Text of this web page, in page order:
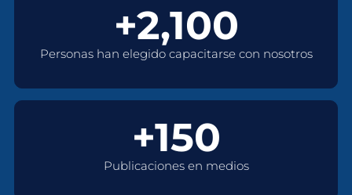
+2,100
Personas han elegido capacitarse con nosotros
+150
Publicaciones en medios